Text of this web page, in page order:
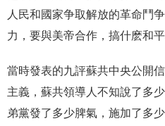
人民和國家争取解放的革命鬥
力，要與美帝合作，搞什麽和平
當時發表的九評蘇共中央公開
主義，蘇共領導人不知說了多
弟黨發了多少脾氣，施加了多